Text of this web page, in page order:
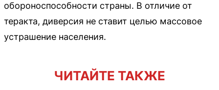
обороноспособности страны. В отличие от
теракта, диверсия не ставит целью массовое
устрашение населения.
ЧИТАЙТЕ ТАКЖЕ